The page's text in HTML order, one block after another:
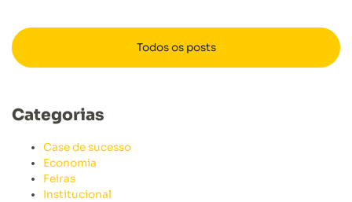
Todos os posts
Categorias
Case de sucesso
Economia
Feiras
Institucional